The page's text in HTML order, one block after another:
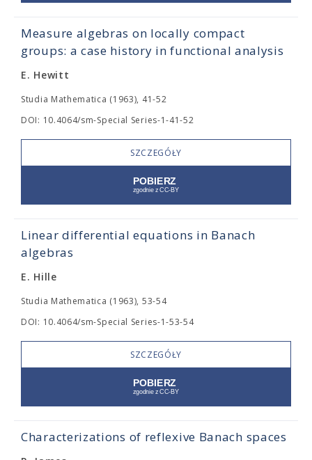
Measure algebras on locally compact
groups: a case history in functional analysis
E. Hewitt
Studia Mathematica (1963), 41-52
DOI: 10.4064/sm-Special Series-1-41-52
SZCZEGÓŁY
Linear differential equations in Banach
algebras
E. Hille
Studia Mathematica (1963), 53-54
DOI: 10.4064/sm-Special Series-1-53-54
SZCZEGÓŁY
Characterizations of reflexive Banach spaces